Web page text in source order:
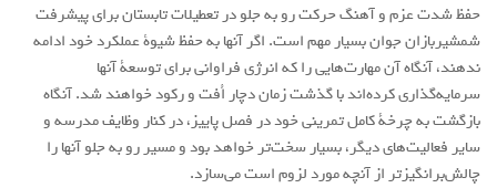
حفظ شدت عزم و آهنگ حرکت رو به جلو در تعطیلات تابستان برای پیشرفت
شمشیربازان جوان بسیار مهم است. اگر آنها به حفظ شیوة عملکرد خود ادامه
ندهند، آنگاه آن مهارت‌هایی را که انرژی فراوانی برای توسعة آنها
سرمایه‌گذاری کرده‌اند با گذشت زمان دچار اُفت و رکود خواهند شد. آنگاه
بازگشت به چرخة کامل تمرینی خود در فصل پاییز، در کنار وظایف مدرسه و
سایر فعالیت‌های دیگر، بسیار سخت‌تر خواهد بود و مسیر رو به جلو آنها را
چالش‌برانگیزتر از آنچه مورد لزوم است می‌سازد.